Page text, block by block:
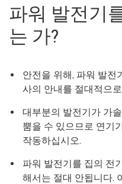
파워 발전기
는 가?
안전을 위해, 파워 발전
사의 안내를 절대적으
대부분의 발전기가 가
뿜을 수 있으므로 연기
작동하십시오.
파워 발전기를 집의 전
해서는 절대 안됩니다.